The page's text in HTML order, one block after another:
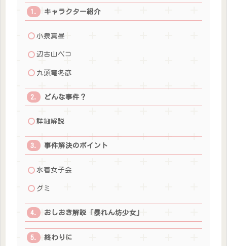
キャラクター紹介
小泉真昼
辺古山ペコ
九頭竜冬彦
どんな事件？
詳細解説
事件解決のポイント
水着女子会
グミ
おしおき解説「暴れん坊少女」
終わりに